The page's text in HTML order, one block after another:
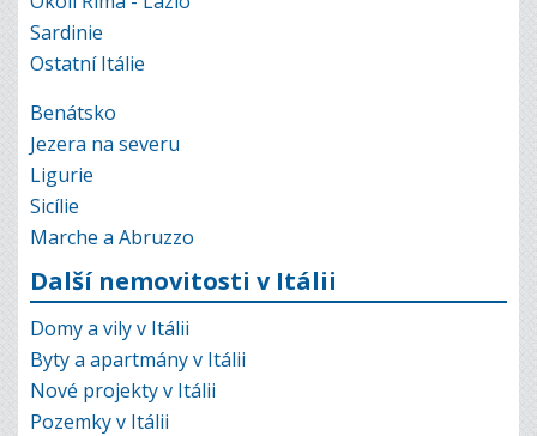
Sardinie
Ostatní Itálie
Benátsko
Jezera na severu
Ligurie
Sicílie
Marche a Abruzzo
Další nemovitosti v Itálii
Domy a vily v Itálii
Byty a apartmány v Itálii
Nové projekty v Itálii
Pozemky v Itálii